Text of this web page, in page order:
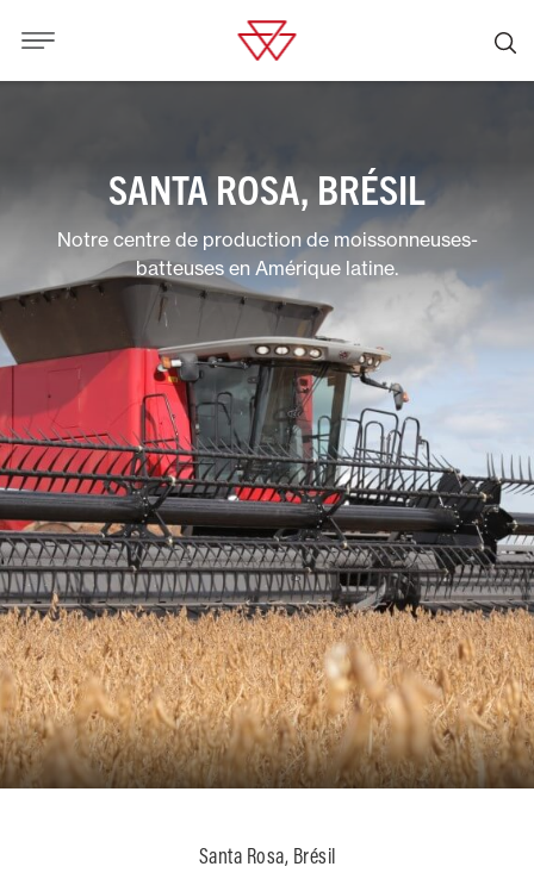
SANTA ROSA, BRÉSIL
Notre centre de production de moissonneuses-
batteuses en Amérique latine.
Santa Rosa, Brésil